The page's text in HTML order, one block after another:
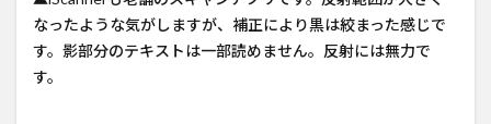
なったような気がしますが、補正により黒は絞まった感じで
す。影部分のテキストは一部読めません。反射には無力で
す。